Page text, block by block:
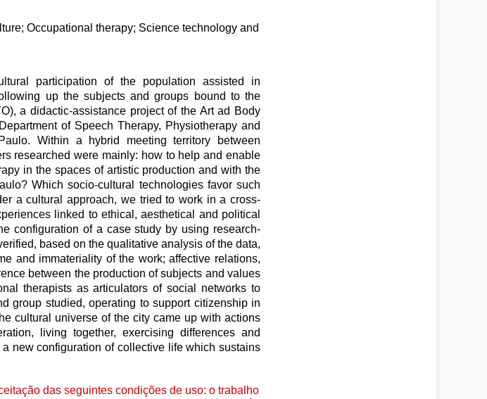
Occupational therapy; Science technology and
participation of the population assisted in
up the subjects and groups bound to the
a didactic-assistance project of the Art ad Body
of Speech Therapy, Physiotherapy and
Within a hybrid meeting territory between
researched were mainly: how to help and enable
in the spaces of artistic production and with the
Which socio-cultural technologies favor such
a cultural approach, we tried to work in a cross-
linked to ethical, aesthetical and political
configuration of a case study by using research-
based on the qualitative analysis of the data,
and immateriality of the work; affective relations,
between the production of subjects and values
therapists as articulators of social networks to
group studied, operating to support citizenship in
cultural universe of the city came up with actions
living together, exercising differences and
new configuration of collective life which sustains
das seguintes condições de uso: o trabalho